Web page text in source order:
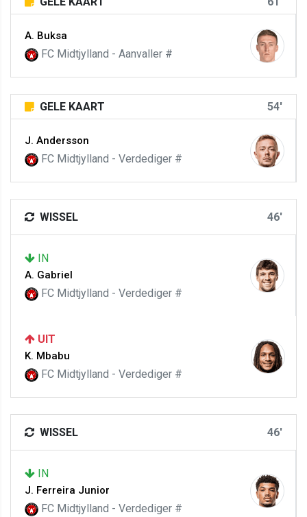
A. Buksa
FC Midtjylland - Aanvaller #
GELE KAART 54'
J. Andersson
FC Midtjylland - Verdediger #
WISSEL 46'
IN
A. Gabriel
FC Midtjylland - Verdediger #
UIT
K. Mbabu
FC Midtjylland - Verdediger #
WISSEL 46'
IN
J. Ferreira Junior
FC Midtjylland - Verdediger #